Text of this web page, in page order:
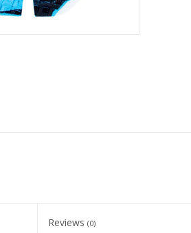
Reviews (0)